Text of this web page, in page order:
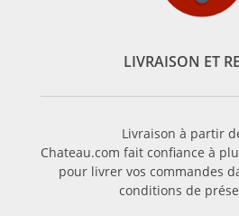
LIVRAISON ET
Livraison à partir
Chateau.com fait confiance à
pour livrer vos commandes
conditions de